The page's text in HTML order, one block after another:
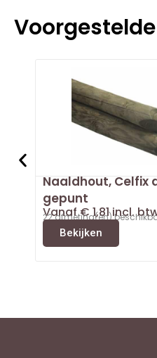
Naaldhout,
gepunt
Vanaf€1,81incl.
22 afmeting(en)
Bekijken